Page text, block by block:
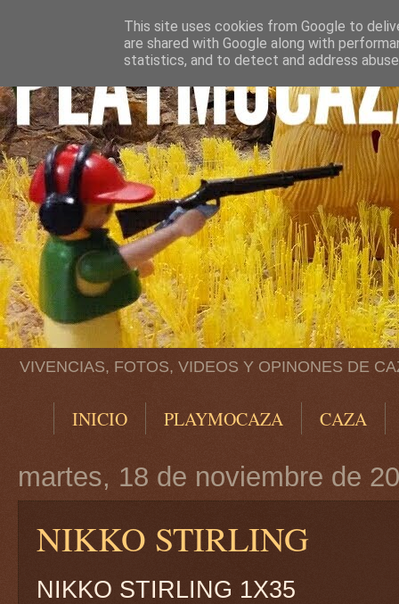
VIVENCIAS, FOTOS, VIDEOS Y OPINONES DE
INICIO PLAYMOCAZA CAZA
martes, 18 de noviembre de
NIKKO STIRLING
NIKKO STIRLING 1X35
This site uses cookies from Google to
are shared with Google along with
statistics, and to detect and address